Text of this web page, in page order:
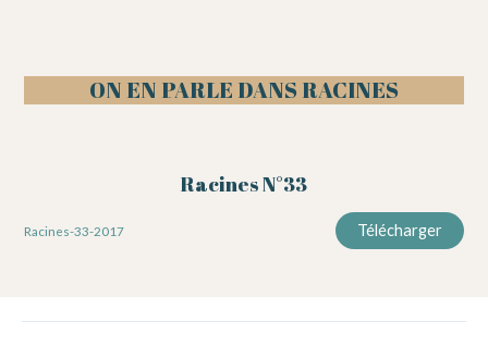
ON EN PARLE DANS RACINES
Racines N°33
Racines-33-2017 Télécharger